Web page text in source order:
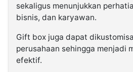
sekaligus menunjukkan
bisnis, dan karyawan.
Gift box juga dapat
perusahaan sehingga menjadi
efektif.